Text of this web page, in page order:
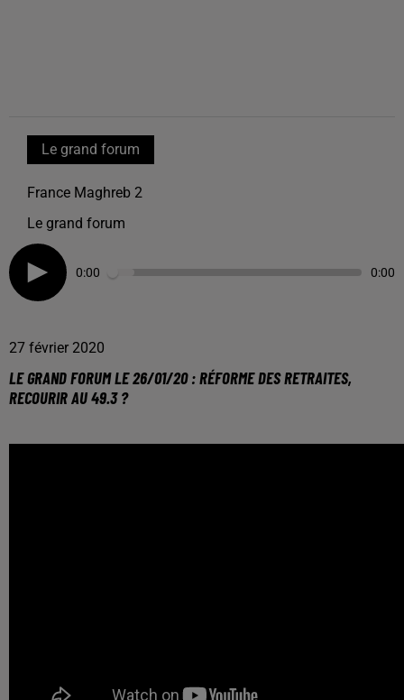
Le grand forum
France Maghreb 2
Le grand forum
0:00 0:00
27 février 2020
LE GRAND FORUM LE 26/01/20 : RÉFORME DES RETRAITES,
RECOURIR AU 49.3 ?